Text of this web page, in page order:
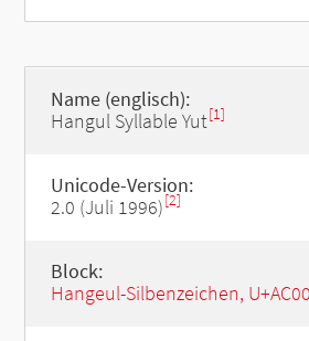
Name (englisch):
Hangul Syllable Yut[1]
Unicode-Version:
2.0 (Juli 1996)[2]
Block:
Hangeul-Silbenzeichen,